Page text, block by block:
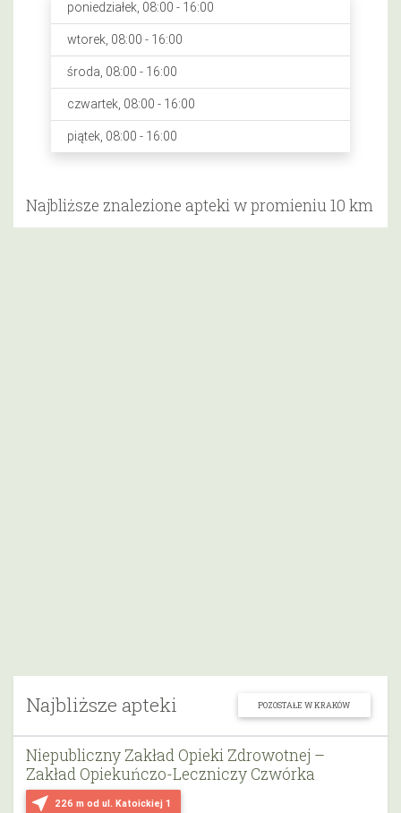
Najbliższe apteki POZOSTAŁE W KRAKÓW
near_me 226 m od ul. Katoickiej 1
Niepubliczny Zakład Opieki Zdrowotnej –
Zakład Opiekuńczo-Leczniczy Czwórka
poniedziałek, 08:00 - 16:00
wtorek, 08:00 - 16:00
środa, 08:00 - 16:00
czwartek, 08:00 - 16:00
piątek, 08:00 - 16:00
Najbliższe znalezione apteki w promieniu 10 km